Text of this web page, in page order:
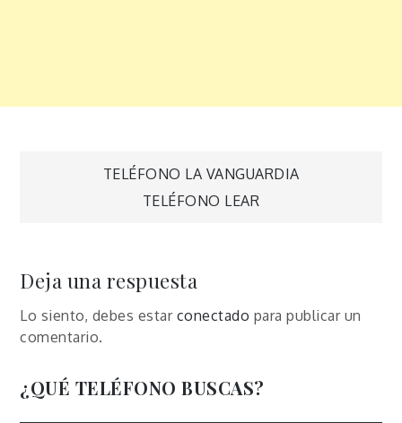
Navegación
entradas
TELÉFONO LA VANGUARDIA
TELÉFONO LEAR
Deja una respuesta
Lo siento, debes estar conectado para publicar un
comentario.
¿QUÉ TELÉFONO BUSCAS?